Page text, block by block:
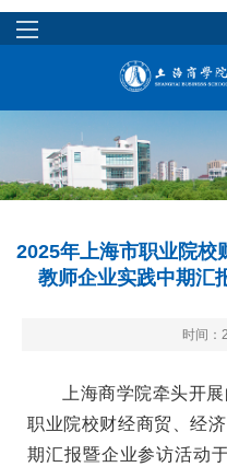
2025年上海市职业院校
教师企业实践中期汇
时间：
上海商学院牵头开
职业院校财经商贸、经
期汇报暨企业参访活动